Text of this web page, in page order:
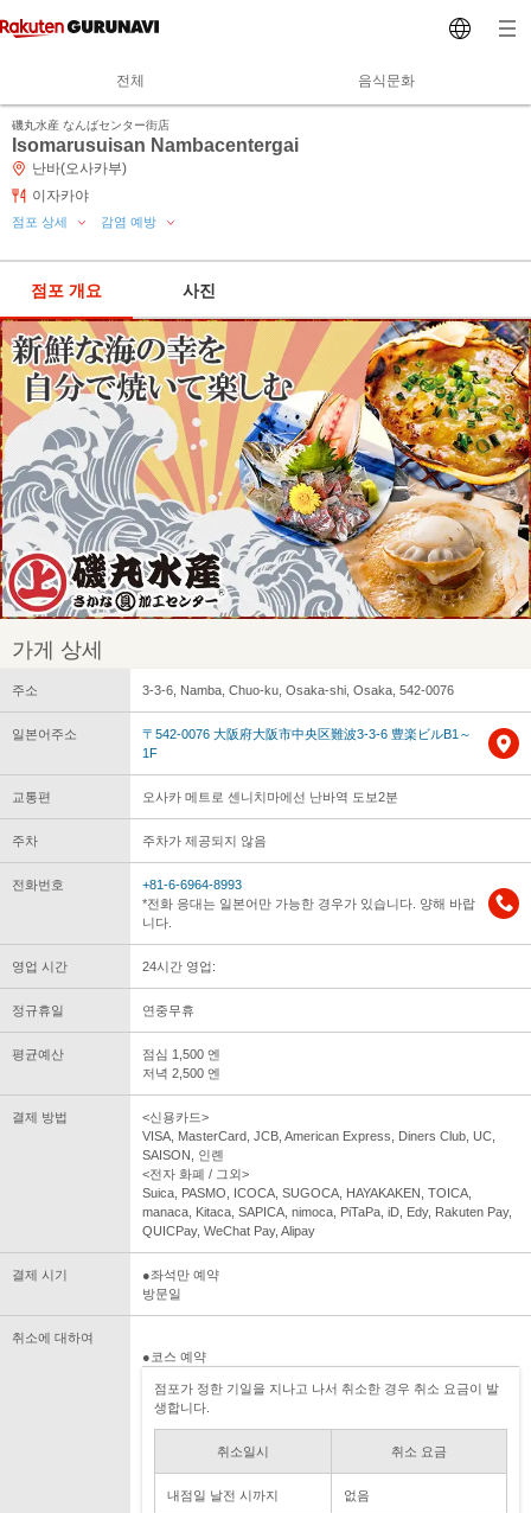
전체 음식문화
磯丸水産 なんばセンター街店
Isomarusuisan Nambacentergai
난바(오사카부)
이자카야
점포 상세 감염 예방
점포 개요 사진
가게 상세
주소 3-3-6, Namba, Chuo-ku, Osaka-shi, Osaka, 542-0076
일본어주소
〒542-0076 大阪府大阪市中央区難波3-3-6 豊楽ビルB1～
1F
교통편 오사카 메트로 센니치마에선 난바역 도보2분
주차 주차가 제공되지 않음
전화번호
+81-6-6964-8993
*전화 응대는 일본어만 가능한 경우가 있습니다. 양해 바랍
니다.
영업 시간 24시간 영업:
정규휴일 연중무휴
평균예산
점심 1,500 엔
저녁 2,500 엔
결제 방법
<신용카드>
VISA, MasterCard, JCB, American Express, Diners Club, UC,
SAISON, 인롄
<전자 화폐 / 그외>
Suica, PASMO, ICOCA, SUGOCA, HAYAKAKEN, TOICA,
manaca, Kitaca, SAPICA, nimoca, PiTaPa, iD, Edy, Rakuten Pay,
QUICPay, WeChat Pay, Alipay
결제 시기
●좌석만 예약
방문일
취소에 대하여
●코스 예약
점포가 정한 기일을 지나고 나서 취소한 경우 취소 요금이 발
생합니다.
취소일시 취소 요금
내점일 날전 시까지 없음